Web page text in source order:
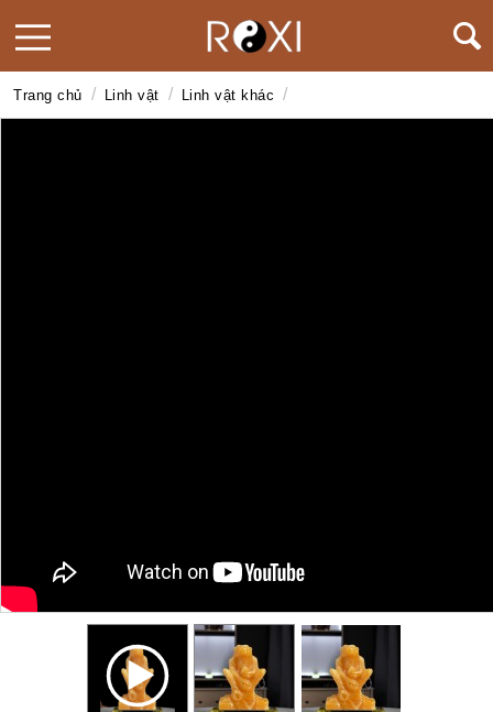
Trang chủ / Linh vật / Linh vật khác /